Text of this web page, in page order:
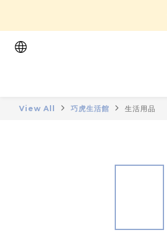
View All 巧虎生活館 生活用品